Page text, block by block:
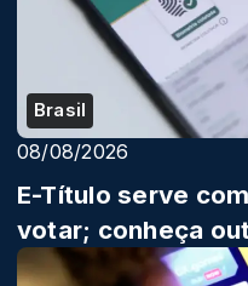
Brasil
08/08/2026
E-Título serve
votar; conheça